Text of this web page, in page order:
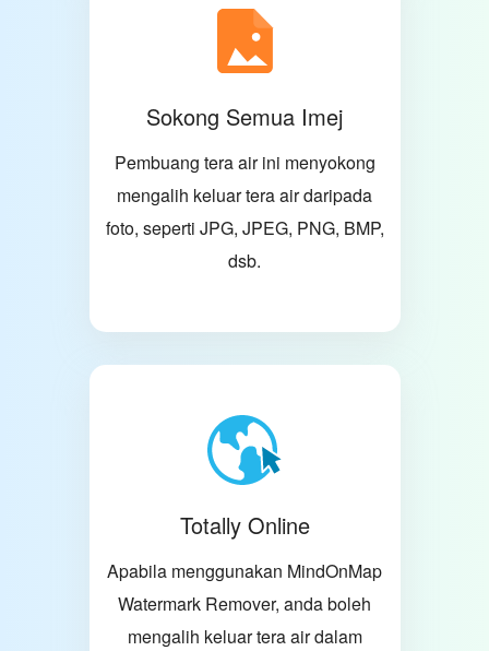
Sokong Semua Imej
Pembuang tera air ini menyokong
mengalih keluar tera air daripada
foto, seperti JPG, JPEG, PNG, BMP,
dsb.
Totally Online
Apabila menggunakan MindOnMap
Watermark Remover, anda boleh
mengalih keluar tera air dalam